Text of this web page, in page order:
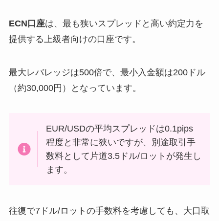
ECN口座は、最も狭いスプレッドと高い約定力を
提供する上級者向けの口座です。
最大レバレッジは500倍で、最小入金額は200ドル
（約30,000円）となっています。
EUR/USDの平均スプレッドは0.1pips
程度と非常に狭いですが、別途取引手
数料として片道3.5ドル/ロットが発生し
ます。
往復で7ドル/ロットの手数料を考慮しても、大口取